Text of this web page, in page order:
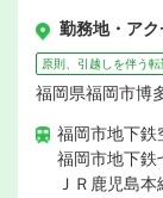
勤務地・アク
原則、引越しを伴う転
福岡県福岡市博
福岡市地下鉄
福岡市地下鉄
ＪＲ鹿児島